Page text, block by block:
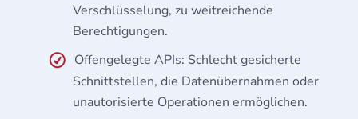
Verschlüsselung, zu weitreichende
Berechtigungen.
Offengelegte APIs: Schlecht gesicherte
Schnittstellen, die Datenübernahmen oder
unautorisierte Operationen ermöglichen.